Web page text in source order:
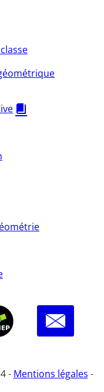
- Mentions légales -